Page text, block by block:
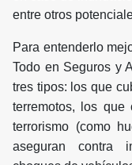
entre otros
Para entenderlo
Todo en Seguros y
tres tipos: los que
terremotos, los que
terrorismo (como
aseguran contra